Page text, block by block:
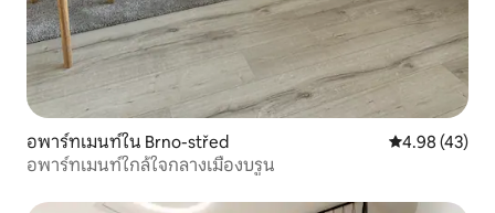
อพาร์ทเมนท์ใน Brno-střed คะแนนเฉลี่ย
4.98 (43)
อพาร์ทเมนท์ใกล้ใจกลางเมืองบรูน